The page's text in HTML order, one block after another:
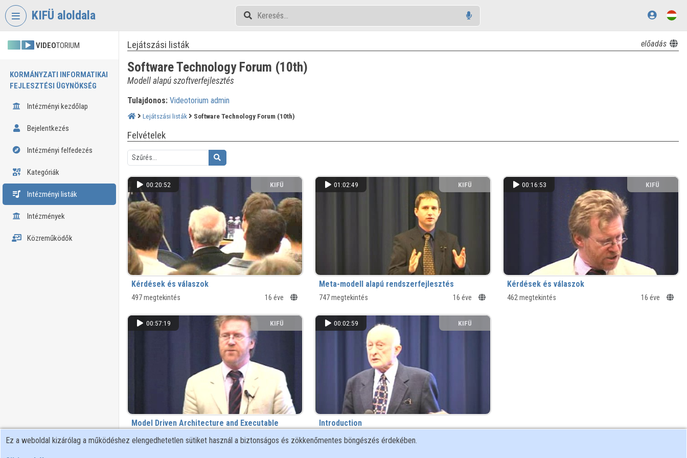
Fejléc kihagyása
KIFÜ aloldala
VIDEOTORIUM
KORMÁNYZATI INFORMATIKAI
FEJLESZTÉSI ÜGYNÖKSÉG
Intézményi kezdőlap
Bejelentkezés
Intézményi felfedezés
Kategóriák
Intézményi listák
Intézmények
Közreműködők
Lejátszási listák előadás
Software Technology Forum (10th)
Modell alapú szoftverfejlesztés
Tulajdonos: Videotorium admin
Lejátszási listák Software Technology Forum (10th)
Felvételek
00:20:52 KIFÜ
Kérdések és válaszok
497 megtekintés 16 éve
01:02:49 KIFÜ
Meta-modell alapú rendszerfejlesztés
747 megtekintés 16 éve
00:16:53 KIFÜ
Kérdések és válaszok
462 megtekintés 16 éve
00:57:19 KIFÜ
Model Driven Architecture and Executable
UML? The Next Evolutionary Step in System
Development?
00:02:59 KIFÜ
Introduction
427 megtekintés
Ez a weboldal kizárólag a működéshez elengedhetetlen sütiket használ a biztonságos és zökkenőmentes böngészés érdekében.